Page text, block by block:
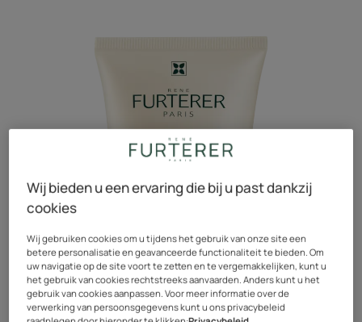
Wij bieden u een ervaring die bij u past dankzij
cookies
Wij gebruiken cookies om u tijdens het gebruik van onze site een
betere personalisatie en geavanceerde functionaliteit te bieden. Om
uw navigatie op de site voort te zetten en te vergemakkelijken, kunt u
het gebruik van cookies rechtstreeks aanvaarden. Anders kunt u het
gebruik van cookies aanpassen. Voor meer informatie over de
verwerking van persoonsgegevens kunt u ons privacybeleid